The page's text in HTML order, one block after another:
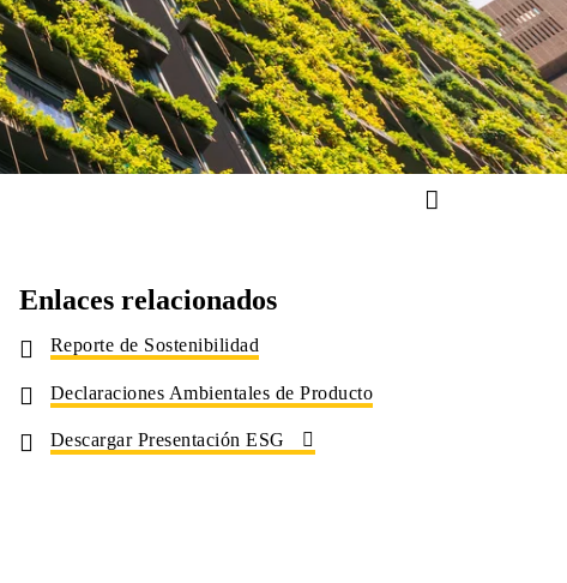
Enlaces relacionados
Reporte de Sostenibilidad
Declaraciones Ambientales de Producto
Descargar Presentación ESG